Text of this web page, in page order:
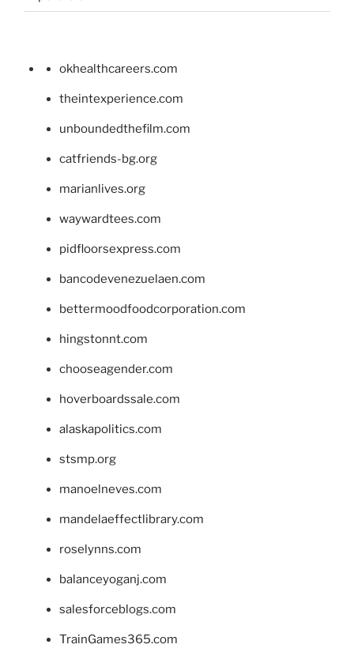
okhealthcareers.com
theintexperience.com
unboundedthefilm.com
catfriends-bg.org
marianlives.org
waywardtees.com
pidfloorsexpress.com
bancodevenezuelaen.com
bettermoodfoodcorporation.com
hingstonnt.com
chooseagender.com
hoverboardssale.com
alaskapolitics.com
stsmp.org
manoelneves.com
mandelaeffectlibrary.com
roselynns.com
balanceyoganj.com
salesforceblogs.com
TrainGames365.com